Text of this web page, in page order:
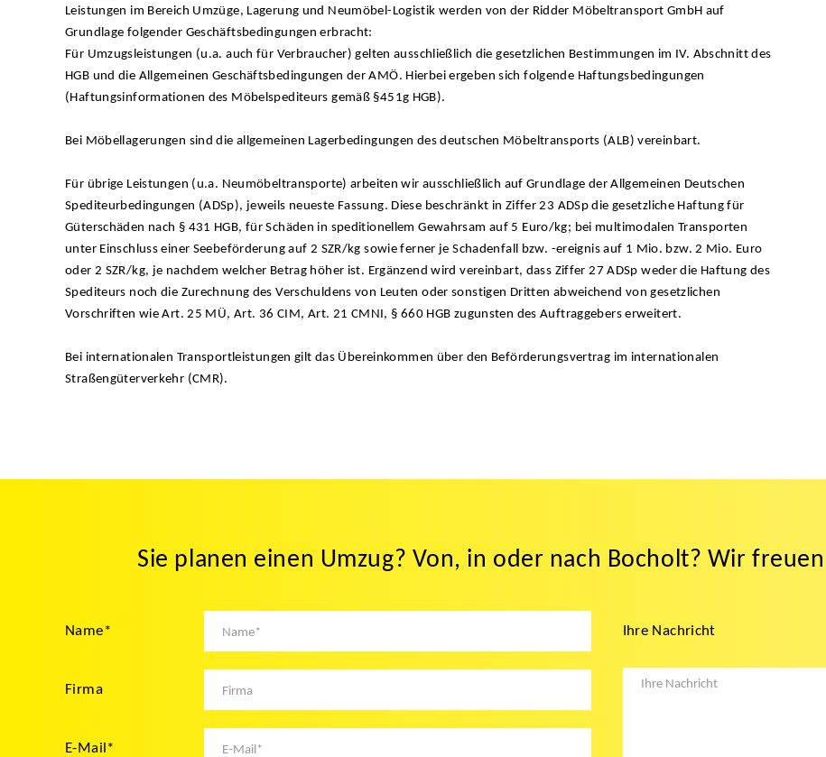
Leistungen im Bereich Umzüge, Lagerung und Neumöbel-Logistik werden von der Ridder Möbeltransport GmbH auf
Grundlage folgender Geschäftsbedingungen erbracht:
Für Umzugsleistungen (u.a. auch für Verbraucher) gelten ausschließlich die gesetzlichen Bestimmungen im IV. Abschnitt des
HGB und die Allgemeinen Geschäftsbedingungen der AMÖ. Hierbei ergeben sich folgende Haftungsbedingungen
(Haftungsinformationen des Möbelspediteurs gemäß §451g HGB).
Bei Möbellagerungen sind die allgemeinen Lagerbedingungen des deutschen Möbeltransports (ALB) vereinbart.
Für übrige Leistungen (u.a. Neumöbeltransporte) arbeiten wir ausschließlich auf Grundlage der Allgemeinen Deutschen
Spediteurbedingungen (ADSp), jeweils neueste Fassung. Diese beschränkt in Ziffer 23 ADSp die gesetzliche Haftung für
Güterschäden nach § 431 HGB, für Schäden in speditionellem Gewahrsam auf 5 Euro/kg; bei multimodalen Transporten
unter Einschluss einer Seebeförderung auf 2 SZR/kg sowie ferner je Schadenfall bzw. -ereignis auf 1 Mio. bzw. 2 Mio. Euro
oder 2 SZR/kg, je nachdem welcher Betrag höher ist. Ergänzend wird vereinbart, dass Ziffer 27 ADSp weder die Haftung des
Spediteurs noch die Zurechnung des Verschuldens von Leuten oder sonstigen Dritten abweichend von gesetzlichen
Vorschriften wie Art. 25 MÜ, Art. 36 CIM, Art. 21 CMNI, § 660 HGB zugunsten des Auftraggebers erweitert.
Bei internationalen Transportleistungen gilt das Übereinkommen über den Beförderungsvertrag im internationalen
Straßengüterverkehr (CMR).
Sie planen einen Umzug? Von, in oder nach Bocholt? Wir
Name*
Firma
E-Mail*
Ihre Nachricht